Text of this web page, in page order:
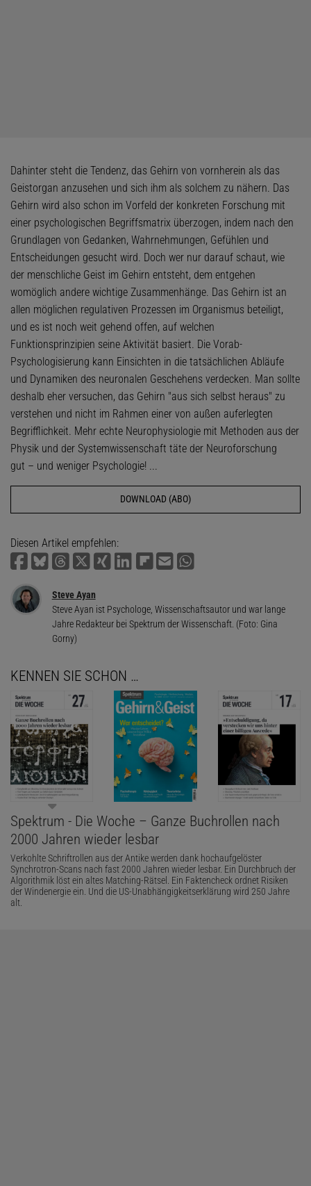
Dahinter steht die Tendenz, das Gehirn von vornherein als das
Geistorgan anzusehen und sich ihm als solchem zu nähern. Das
Gehirn wird also schon im Vorfeld der konkreten Forschung mit
einer psychologischen Begriffsmatrix überzogen, indem nach den
Grundlagen von Gedanken, Wahrnehmungen, Gefühlen und
Entscheidun­gen gesucht wird. Doch wer nur darauf schaut, wie
der menschliche Geist im Gehirn entsteht, dem entgehen
womöglich andere wichtige Zusammenhänge. Das Gehirn ist an
allen möglichen regulativen Prozessen im Organismus ­beteiligt,
und es ist noch weit gehend offen, auf welchen
Funktionsprinzipien seine Aktivität ­basiert. Die Vorab-
Psychologisierung kann Einsichten in die tatsächlichen Abläufe
und Dynamiken des neuronalen Geschehens verdecken. Man sollte
deshalb eher versuchen, das Gehirn "aus sich selbst heraus" zu
verstehen und nicht im Rahmen einer von außen auferlegten
Begrifflichkeit. Mehr echte Neurophysiologie mit Methoden aus der
Physik und der Systemwissenschaft täte der Neuroforschung
gut – und weniger Psychologie! ...
DOWNLOAD (ABO)
Diesen Artikel empfehlen:
Steve Ayan
Steve Ayan ist Psychologe, Wissenschaftsautor und war lange
Jahre Redakteur bei Spektrum der Wissenschaft. (Foto: Gina
Gorny)
KENNEN SIE SCHON …
Spektrum - Die Woche – Ganze Buchrollen nach
2000 Jahren wieder lesbar
Verkohlte Schriftrollen aus der Antike werden dank hochaufgelöster
Synchrotron-Scans nach fast 2000 Jahren wieder lesbar. Ein Durchbruch der
Algorithmik löst ein altes Matching-Rätsel. Ein Faktencheck ordnet Risiken
der Windenergie ein. Und die US-Unabhängigkeitserklärung wird 250 Jahre
alt.